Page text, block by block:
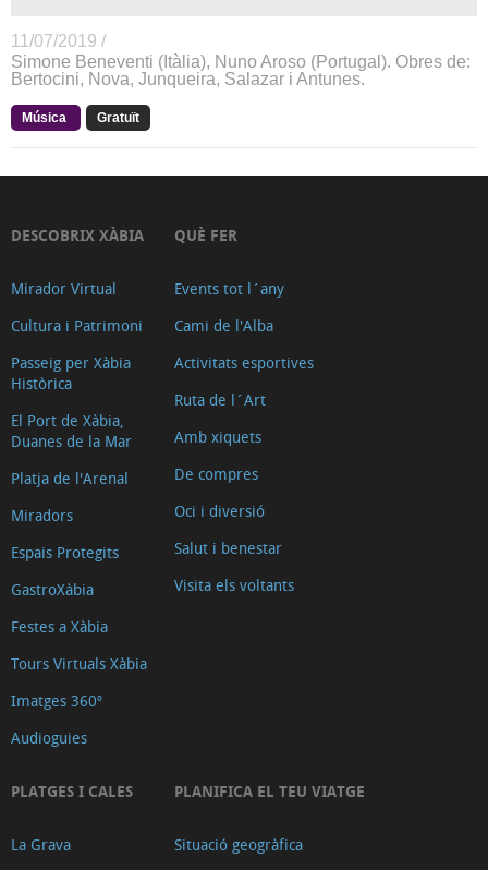
11/07/2019 /
Simone Beneventi (Itàlia), Nuno Aroso (Portugal). Obres de:
Bertocini, Nova, Junqueira, Salazar i Antunes.
Música Gratuït
DESCOBRIX XÀBIA
Mirador Virtual
Cultura i Patrimoni
Passeig per Xàbia
Històrica
El Port de Xàbia,
Duanes de la Mar
Platja de l'Arenal
Miradors
Espais Protegits
GastroXàbia
Festes a Xàbia
Tours Virtuals Xàbia
Imatges 360º
Audioguies
QUÈ FER
Events tot l´any
Cami de l'Alba
Activitats esportives
Ruta de l´Art
Amb xiquets
De compres
Oci i diversió
Salut i benestar
Visita els voltants
PLATGES I CALES
La Grava
PLANIFICA EL TEU VIATGE
Situació geogràfica